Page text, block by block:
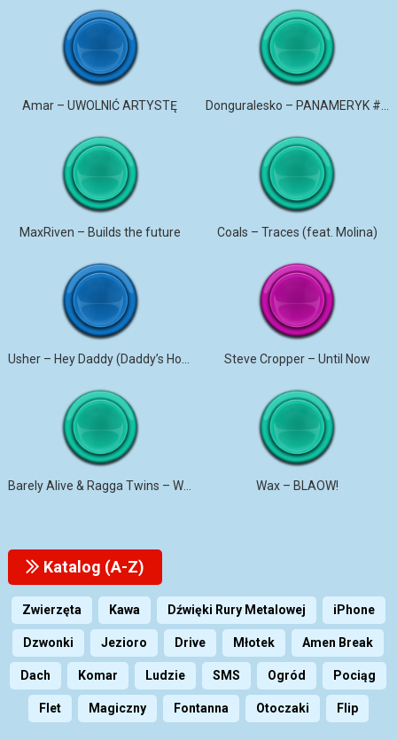
Amar – UWOLNIĆ ARTYSTĘ
MaxRiven – Builds the future Coals – Traces (feat. Molina)
Steve Cropper – Until Now
Barely Alive & Ragga Twins – We Set It Wax – BLAOW!
Katalog (A-Z)
Zwierzęta Kawa Dźwięki Rury Metalowej iPhone
Dzwonki Jezioro Drive Młotek Amen Break
Dach Komar Ludzie SMS Ogród Pociąg
Flet Magiczny Fontanna Otoczaki Flip